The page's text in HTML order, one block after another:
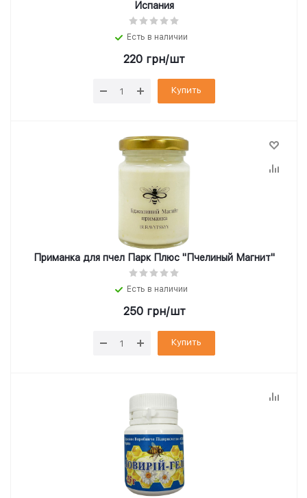
Испания
Есть в наличии
220 грн/шт
Купить
Приманка для пчел Парк Плюс "Пчелиный Магнит"
Есть в наличии
250грн/шт
Купить